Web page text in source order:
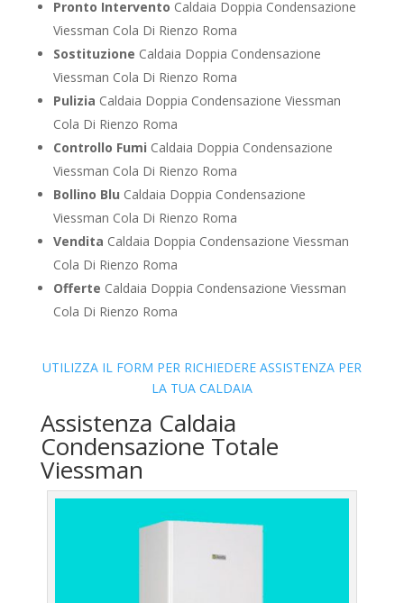
Pronto Intervento Caldaia Doppia Condensazione
Viessman Cola Di Rienzo Roma
Sostituzione Caldaia Doppia Condensazione
Viessman Cola Di Rienzo Roma
Pulizia Caldaia Doppia Condensazione Viessman
Cola Di Rienzo Roma
Controllo Fumi Caldaia Doppia Condensazione
Viessman Cola Di Rienzo Roma
Bollino Blu Caldaia Doppia Condensazione
Viessman Cola Di Rienzo Roma
Vendita Caldaia Doppia Condensazione Viessman
Cola Di Rienzo Roma
Offerte Caldaia Doppia Condensazione Viessman
Cola Di Rienzo Roma
UTILIZZA IL FORM PER RICHIEDERE ASSISTENZA PER
LA TUA CALDAIA
Assistenza Caldaia
Condensazione Totale
Viessman